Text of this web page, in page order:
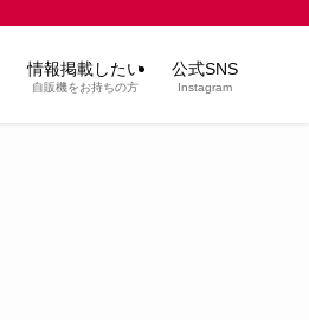
情報掲載したい
自販機をお持ちの方
公式SNS
Instagram